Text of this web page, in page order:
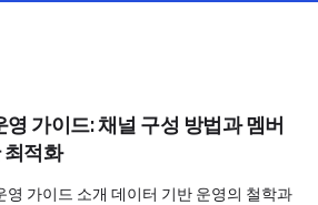
가이드: 채널 구성 방법과 멤버
최적화
영 가이드 소개 데이터 기반 운영의 철학과